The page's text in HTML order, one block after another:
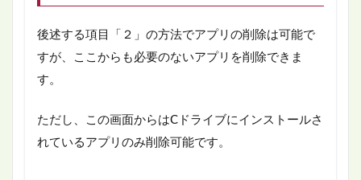
後述する項目「２」の方法でアプリの削除は可能で
すが、ここからも必要のないアプリを削除できま
す。
ただし、この画面からはCドライブにインストールさ
れているアプリのみ削除可能です。